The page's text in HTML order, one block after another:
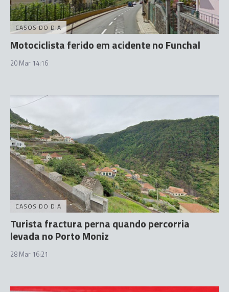
CASOS DO DIA
Motociclista ferido em acidente no Funchal
20 Mar 14:16
CASOS DO DIA
Turista fractura perna quando percorria
levada no Porto Moniz
28 Mar 16:21